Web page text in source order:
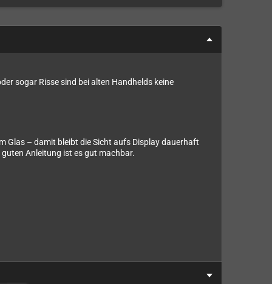
sogar Risse sind bei alten Handhelds keine
Glas – damit bleibt die Sicht aufs Display dauerhaft
Anleitung ist es gut machbar.